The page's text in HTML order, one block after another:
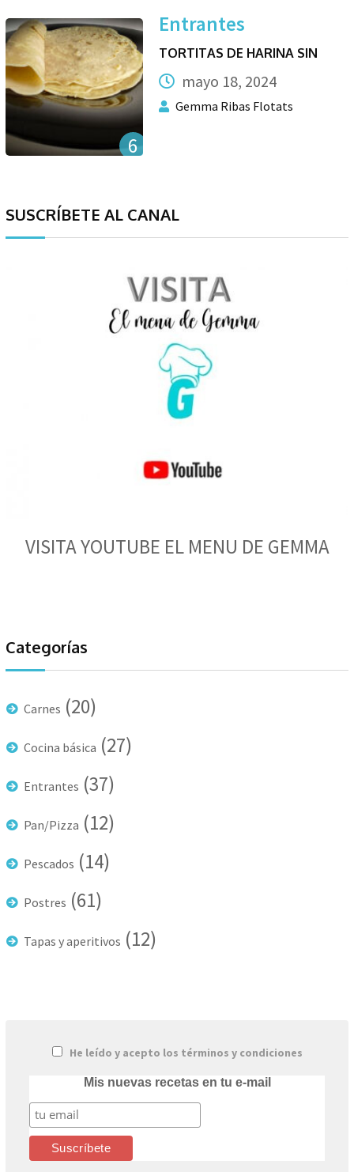
6
Entrantes
TORTITAS DE HARINA SIN
mayo 18, 2024
Gemma Ribas Flotats
SUSCRÍBETE AL CANAL
VISITA YOUTUBE EL MENU DE GEMMA
Categorías
Carnes (20)
Cocina básica (27)
Entrantes (37)
Pan/Pizza (12)
Pescados (14)
Postres (61)
Tapas y aperitivos (12)
He leído y acepto los términos y condiciones
Mis nuevas recetas en tu e-mail